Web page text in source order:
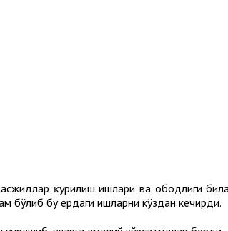
қурилиш ишлари ва ободлиги
бўлиб бу ердаги ишларни кўздан кечирди.